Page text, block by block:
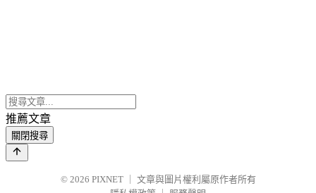
推薦文章
關閉搜尋
© 2026 PIXNET
文章與圖片權利屬原作者所有